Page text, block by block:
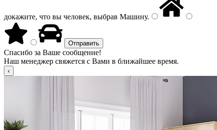
докажите, что вы человек, выбрав Машину.
Спасибо за Ваше сообщение!
Наш менеджер свяжется с Вами в ближайшее время.